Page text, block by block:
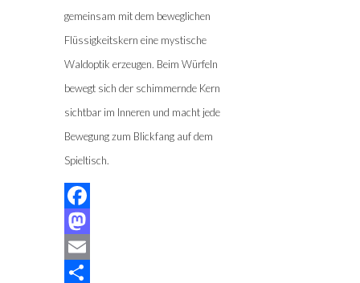
gemeinsam mit dem beweglichen
Flüssigkeitskern eine mystische
Waldoptik erzeugen. Beim Würfeln
bewegt sich der schimmernde Kern
sichtbar im Inneren und macht jede
Bewegung zum Blickfang auf dem
Spieltisch.
Facebook
Mastodon
Email